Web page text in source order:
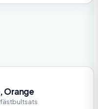
Orange
fästbultsats